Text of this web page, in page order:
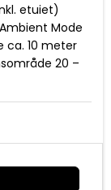
etuiet)
Mode
ca. 10 meter
20 –
touch-
sluk